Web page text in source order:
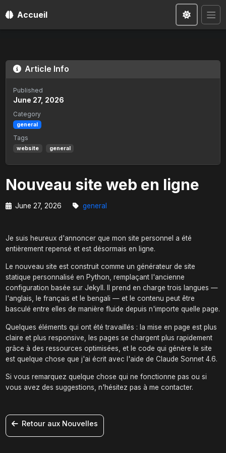
Accueil
Article Info
Published
June 27, 2026
Category
general
Tags
website general
Nouveau site web en ligne
June 27, 2026 general
Je suis heureux d'annoncer que mon site personnel a été
entièrement repensé et est désormais en ligne.
Le nouveau site est construit comme un générateur de site
statique personnalisé en Python, remplaçant l'ancienne
configuration basée sur Jekyll. Il prend en charge trois langues —
l'anglais, le français et le bengali — et le contenu peut être
basculé entre elles de manière fluide depuis n'importe quelle page.
Quelques éléments qui ont été travaillés : la mise en page est plus
claire et plus responsive, les pages se chargent plus rapidement
grâce à des ressources optimisées, et le code qui génère le site
est quelque chose que j'ai écrit avec l'aide de Claude Sonnet 4.6.
Si vous remarquez quelque chose qui ne fonctionne pas ou si
vous avez des suggestions, n'hésitez pas à me contacter.
Retour aux Nouvelles